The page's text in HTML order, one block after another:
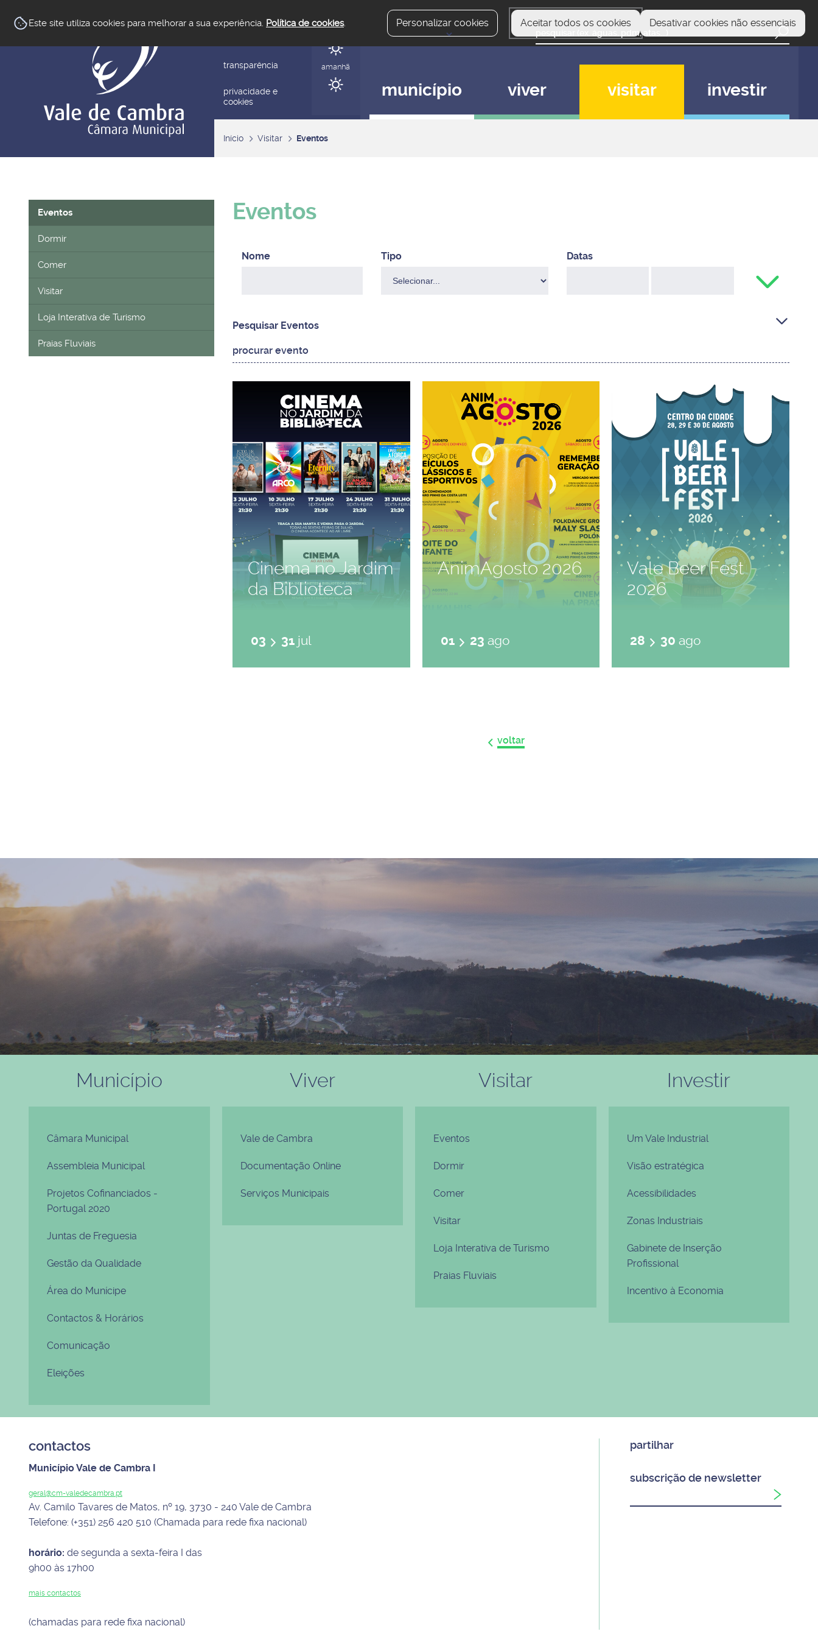
Este site utiliza cookies para melhorar a sua experiência. Política de cookies. Personalizar cookies Aceitar todos os cookies Desativar cookies não essenciais
transparência
privacidade e
cookies
hoje
amanhã
município viver visitar investir
Início Visitar Eventos
Eventos
Dormir
Comer
Visitar
Loja Interativa de Turismo
Praias Fluviais
Eventos
Pesquisar Eventos
Cinema no Jardim
da Biblioteca
03 31 jul
AnimAgosto 2026
01 23 ago
Vale Beer Fest
2026
28 30 ago
voltar
Município
Câmara Municipal
Assembleia Municipal
Projetos Cofinanciados -
Portugal 2020
Juntas de Freguesia
Gestão da Qualidade
Área do Munícipe
Contactos & Horários
Comunicação
Eleições
Viver
Vale de Cambra
Documentação Online
Serviços Municipais
Visitar
Eventos
Dormir
Comer
Visitar
Loja Interativa de Turismo
Praias Fluviais
Investir
Um Vale Industrial
Visão estratégica
Acessibilidades
Zonas Industriais
Gabinete de Inserção
Profissional
Incentivo à Economia
contactos
Município Vale de Cambra I
geral@cm-valedecambra.pt
Av. Camilo Tavares de Matos, nº 19, 3730 - 240 Vale de Cambra
Telefone: (+351) 256 420 510 (Chamada para rede fixa nacional)
horário: de segunda a sexta-feira I das
9h00 às 17h00
mais contactos
(chamadas para rede fixa nacional)
partilhar
subscrição de newsletter